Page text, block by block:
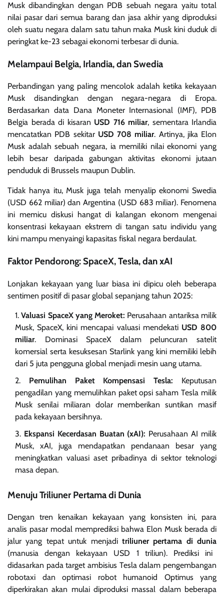
Musk dibandingkan dengan PDB sebuah negara yaitu total
nilai pasar dari semua barang dan jasa akhir yang diproduksi
oleh suatu negara dalam satu tahun maka Musk kini duduk di
peringkat ke-23 sebagai ekonomi terbesar di dunia.
Melampaui Belgia, Irlandia, dan Swedia
Perbandingan yang paling mencolok adalah ketika kekayaan
Musk disandingkan dengan negara-negara di Eropa.
Berdasarkan data Dana Moneter Internasional (IMF), PDB
Belgia berada di kisaran USD 716 miliar, sementara Irlandia
mencatatkan PDB sekitar USD 708 miliar. Artinya, jika Elon
Musk adalah sebuah negara, ia memiliki nilai ekonomi yang
lebih besar daripada gabungan aktivitas ekonomi jutaan
penduduk di Brussels maupun Dublin.
Tidak hanya itu, Musk juga telah menyalip ekonomi Swedia
(USD 662 miliar) dan Argentina (USD 683 miliar). Fenomena
ini memicu diskusi hangat di kalangan ekonom mengenai
konsentrasi kekayaan ekstrem di tangan satu individu yang
kini mampu menyaingi kapasitas fiskal negara berdaulat.
Faktor Pendorong: SpaceX, Tesla, dan xAI
Lonjakan kekayaan yang luar biasa ini dipicu oleh beberapa
sentimen positif di pasar global sepanjang tahun 2025:
Valuasi SpaceX yang Meroket: Perusahaan antariksa milik
Musk, SpaceX, kini mencapai valuasi mendekati USD 800
miliar. Dominasi SpaceX dalam peluncuran satelit
komersial serta kesuksesan Starlink yang kini memiliki lebih
dari 5 juta pengguna global menjadi mesin uang utama.
Pemulihan Paket Kompensasi Tesla: Keputusan
pengadilan yang memulihkan paket opsi saham Tesla milik
Musk senilai miliaran dolar memberikan suntikan masif
pada kekayaan bersihnya.
Ekspansi Kecerdasan Buatan (xAI): Perusahaan AI milik
Musk, xAI, juga mendapatkan pendanaan besar yang
meningkatkan valuasi aset pribadinya di sektor teknologi
masa depan.
Menuju Triliuner Pertama di Dunia
Dengan tren kenaikan kekayaan yang konsisten ini, para
analis pasar modal memprediksi bahwa Elon Musk berada di
jalur yang tepat untuk menjadi triliuner pertama di dunia
(manusia dengan kekayaan USD 1 triliun). Prediksi ini
didasarkan pada target ambisius Tesla dalam pengembangan
robotaxi dan optimasi robot humanoid Optimus yang
diperkirakan akan mulai diproduksi massal dalam beberapa